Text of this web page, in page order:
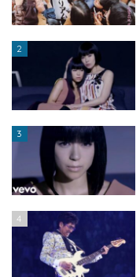
2
3
4